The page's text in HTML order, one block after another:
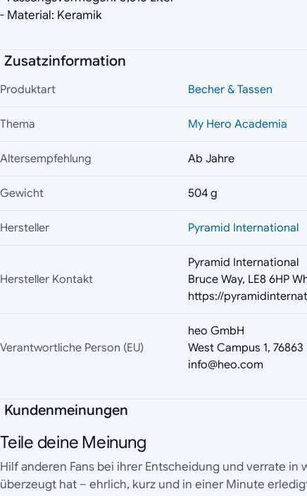
- Material: Keramik
Zusatzinformation
Produktart Becher & Tassen
Thema My Hero Academia
Altersempfehlung Ab Jahre
Gewicht 504 g
Hersteller Pyramid International
Hersteller Kontakt
Pyramid International
Bruce Way, LE8 6HP
https://
Verantwortliche Person (EU)
heo GmbH
West Campus 1, 76863
info@heo.com
Kundenmeinungen
Teile deine Meinung
Hilf anderen Fans bei ihrer Entscheidung und verrate in
überzeugt hat – ehrlich, kurz und in einer Minute